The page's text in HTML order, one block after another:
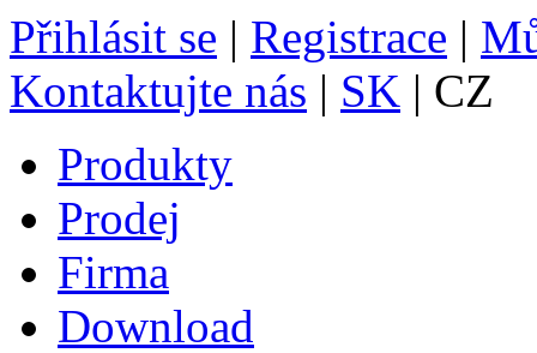
Přihlásit se | Registrace |
Kontaktujte nás | SK | CZ
Produkty
Prodej
Firma
Download